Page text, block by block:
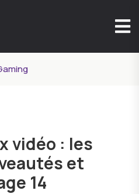
vidéo : les
et
14